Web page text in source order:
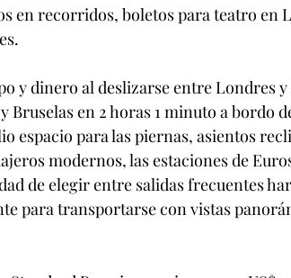
en recorridos, boletos para teatro en
y dinero al deslizarse entre Londres y
Bruselas en 2 horas 1 minuto a bordo
espacio para las piernas, asientos
modernos, las estaciones de
de elegir entre salidas frecuentes
para transportarse con vistas